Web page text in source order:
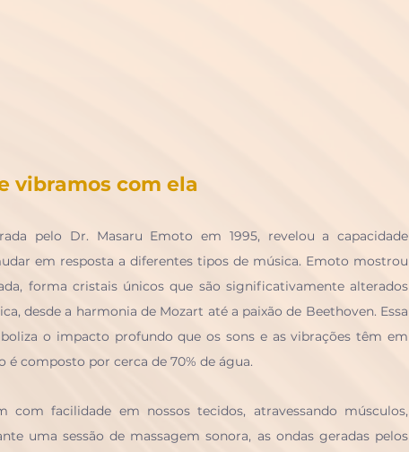
vibramos com ela
pelo Dr. Masaru Emoto em 1995, revelou a capacidade
em resposta a diferentes tipos de música. Emoto mostrou
forma cristais únicos que são significativamente alterados
desde a harmonia de Mozart até a paixão de Beethoven. Essa
o impacto profundo que os sons e as vibrações têm em
composto por cerca de 70% de água.
com facilidade em nossos tecidos, atravessando músculos,
uma sessão de massagem sonora, as ondas geradas pelos